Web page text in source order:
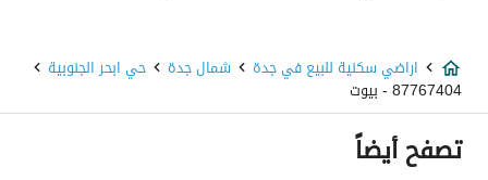
عرض الشارع
20
رقم المخطط
349 / ج / س
رقم صك الملكية
اراضي سكنية للبيع في جدة شمال جدة حي ابحر الجنوبية
87767404 - بيوت
تصفح أيضاً